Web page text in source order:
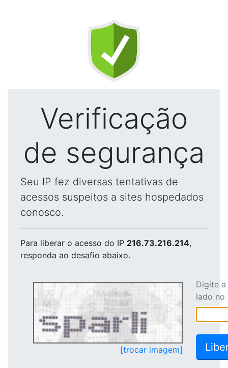
Verificação
de segurança
Seu IP fez diversas tentativas de
acessos suspeitos a sites hospedados
conosco.
Para liberar o acesso do IP 216.73.216.214,
responda ao desafio abaixo.
[trocar imagem]
Digite
lado no